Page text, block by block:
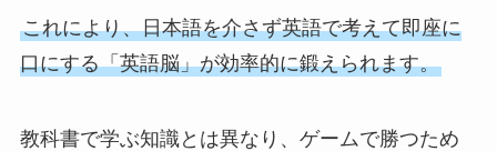
これにより、日本語を介さず英語で考えて即座に
口にする「英語脳」が効率的に鍛えられます。
教科書で学ぶ知識とは異なり、ゲームで勝つため